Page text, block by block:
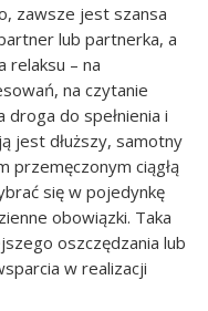
zawsze jest szansa
lub partnerka, a
relaksu – na
na czytanie
do spełnienia i
jest dłuższy, samotny
ciągłą
się w pojedynkę
obowiązki. Taka
oszczędzania lub
w realizacji